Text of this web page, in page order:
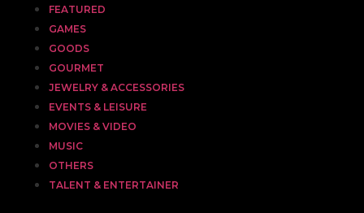
FEATURED
GAMES
GOODS
GOURMET
JEWELRY & ACCESSORIES
EVENTS & LEISURE
MOVIES & VIDEO
MUSIC
OTHERS
TALENT & ENTERTAINER